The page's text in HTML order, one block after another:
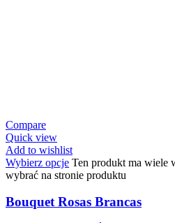
Compare
Quick view
Add to wishlist
Wybierz opcje Ten produkt ma wiele
wybrać na stronie produktu
Bouquet Rosas Brancas